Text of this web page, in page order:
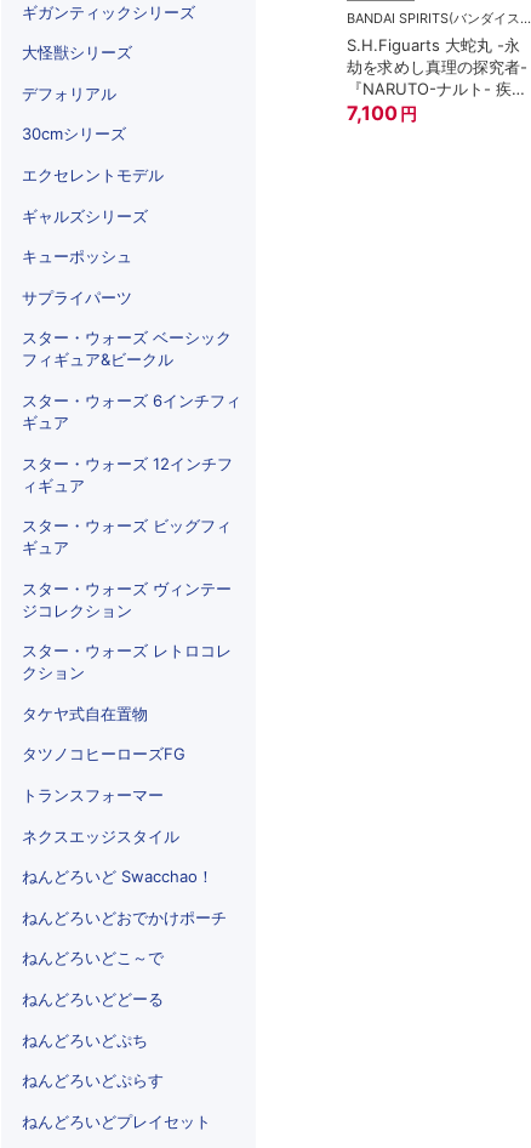
BANDAI SPIRITS(バンダイスピリッツ)
S.H.Figuarts 大蛇丸 -永
劫を求めし真理の探究者-
『NARUTO-ナルト- 疾風
伝』
7,100 円
ギガンティックシリーズ
大怪獣シリーズ
デフォリアル
30cmシリーズ
エクセレントモデル
ギャルズシリーズ
キューポッシュ
サプライパーツ
スター・ウォーズ ベーシック
フィギュア&ビークル
スター・ウォーズ 6インチフィ
ギュア
スター・ウォーズ 12インチフ
ィギュア
スター・ウォーズ ビッグフィ
ギュア
スター・ウォーズ ヴィンテー
ジコレクション
スター・ウォーズ レトロコレ
クション
タケヤ式自在置物
タツノコヒーローズFG
トランスフォーマー
ネクスエッジスタイル
ねんどろいど Swacchao！
ねんどろいどおでかけポーチ
ねんどろいどこ～で
ねんどろいどどーる
ねんどろいどぷち
ねんどろいどぷらす
ねんどろいどプレイセット